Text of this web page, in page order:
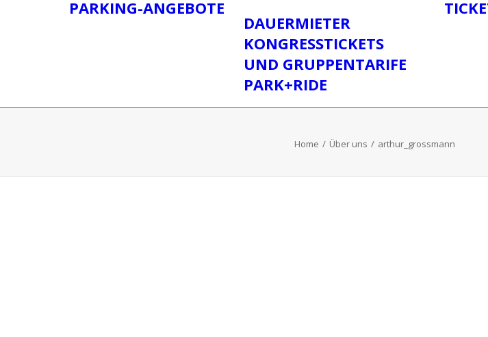
PARKING-ANGEBOTE
DAUERMIETER
KONGRESSTICKETS
UND GRUPPENTARIFE
PARK+RIDE
Home Über uns arthur_grossmann